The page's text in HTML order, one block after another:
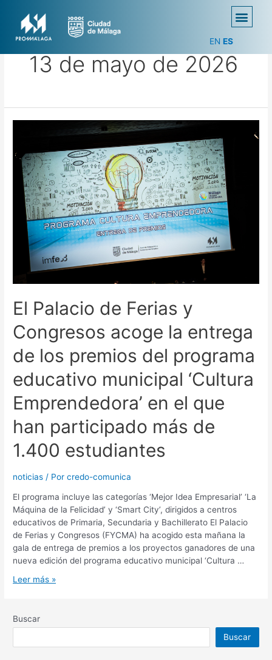
EN ES
13 de mayo de 2026
El Palacio de Ferias y
Congresos acoge la entrega
de los premios del programa
educativo municipal ‘Cultura
Emprendedora’ en el que
han participado más de
1.400 estudiantes
noticias / Porcredo-comunica
El programa incluye las categorías ‘Mejor Idea Empresarial’ ‘La
Máquina de la Felicidad’ y ‘Smart City’, dirigidos a centros
educativos de Primaria, Secundaria y Bachillerato El Palacio
de Ferias y Congresos (FYCMA) ha acogido esta mañana la
gala de entrega de premios a los proyectos ganadores de una
nueva edición del programa educativo municipal ‘Cultura …
Leer más »
Buscar
Buscar